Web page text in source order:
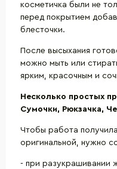
косметичка были не
перед покрытием
блесточки.
После высыхания
можно мыть или
ярким, красочным и
Несколько простых
Сумочки, Рюкзачка,
Чтобы работа
оригинальной, нужно
- при разукрашивании